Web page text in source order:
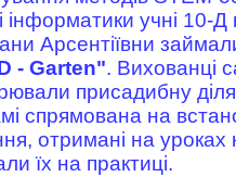
інформатики учні 10-Д
Арсентіївни
- Garten". Вихованці
присадибну
спрямована на
отримані на
їх на практиці.